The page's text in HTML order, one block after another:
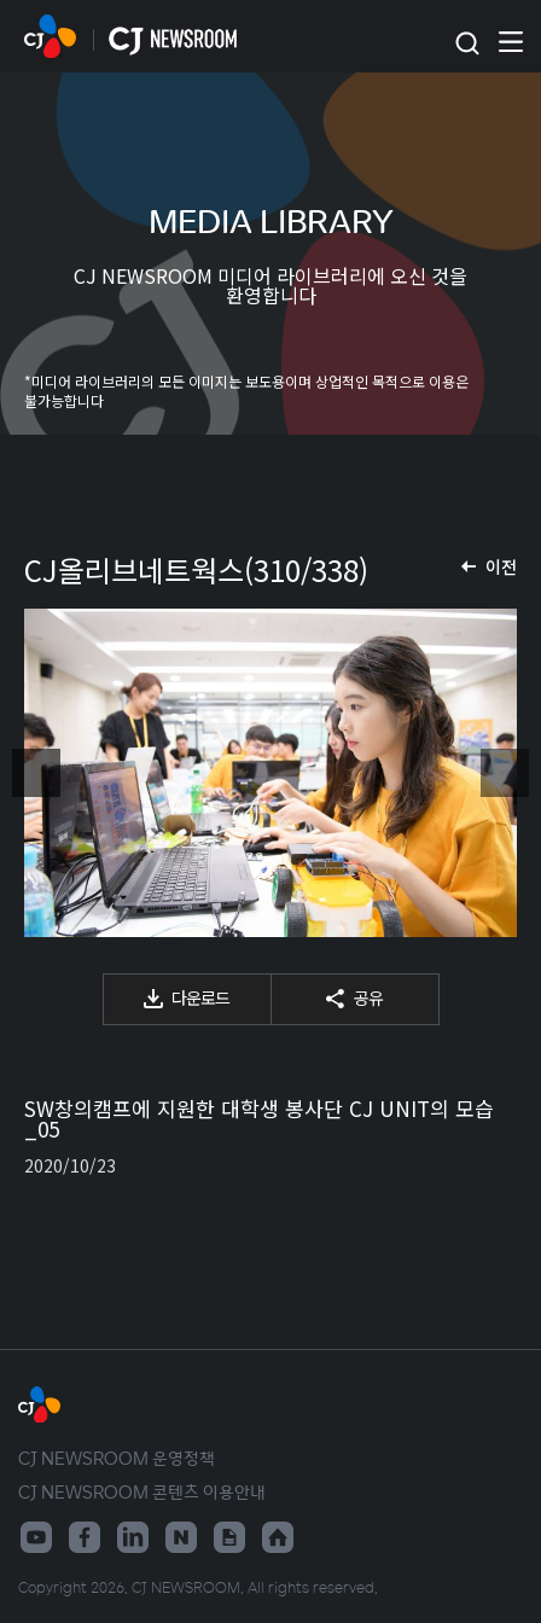
본문 바로가기
MEDIA LIBRARY
CJ NEWSROOM 미디어 라이브러리에 오신 것을
환영합니다
*미디어 라이브러리의 모든 이미지는 보도용이며 상업적인 목적으로 이용은
불가능합니다
이전
CJ올리브네트웍스(310/338)
다운로드 공유
SW창의캠프에 지원한 대학생 봉사단 CJ UNIT의 모습
_05
2020/10/23
CJ NEWSROOM 운영정책
CJ NEWSROOM 콘텐츠 이용안내
Copyright 2026. CJ NEWSROOM. All rights reserved.